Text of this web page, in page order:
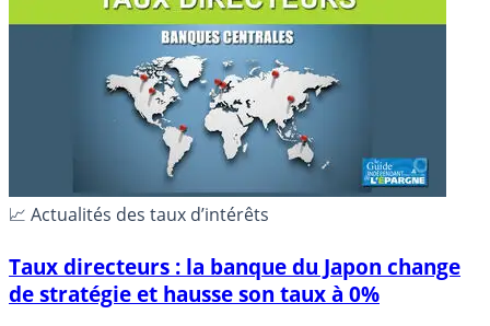
📈 Actualités des taux d’intérêts
Taux directeurs : la banque du Japon change
de stratégie et hausse son taux à 0%